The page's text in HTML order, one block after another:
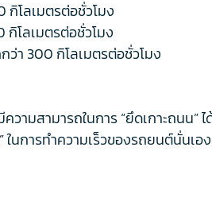
กิโลเมตรต่อชั่วโมง
โลเมตรต่อชั่วโมง
ว่า 300 กิโลเมตรต่อชั่วโมง
มสามารถในการ “ยึดเกาะถนน”
นการทำความเร็วของรถยนต์นั่น